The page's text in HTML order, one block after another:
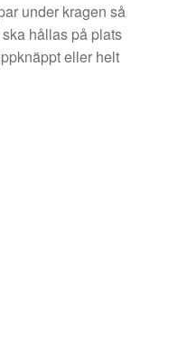
under kragen så
hållas på plats
eller helt